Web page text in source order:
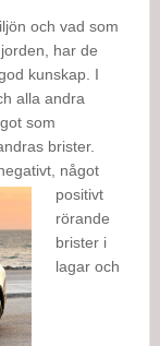
och vad som
har de
kunskap. I
alla andra
som
brister.
något
positivt
rörande
brister i
lagar och